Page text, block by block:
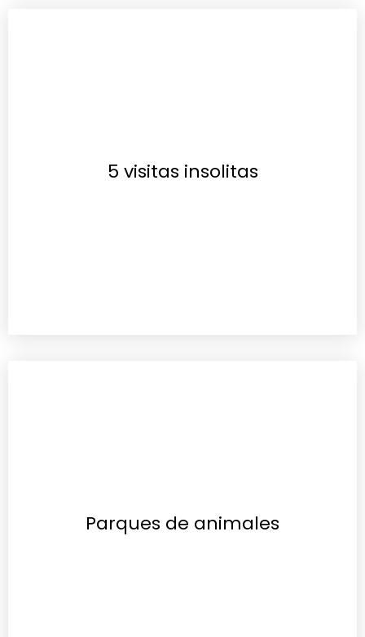
5 visitas insolitas
Parques de animales